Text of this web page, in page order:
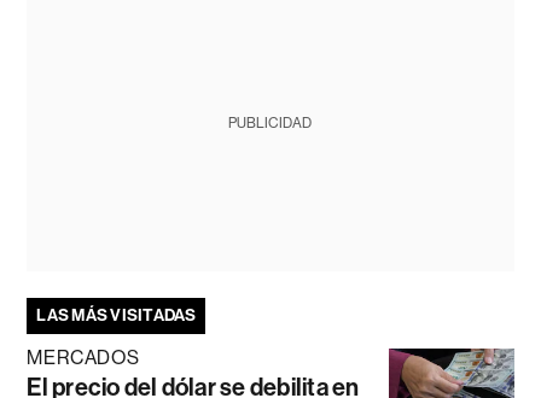
PUBLICIDAD
LAS MÁS VISITADAS
MERCADOS
El precio del dólar se debilita en